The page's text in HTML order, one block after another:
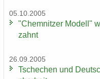
05.10.2005
"Chem­nit­zer Mo­dell"
zahnt
26.09.2005
Tsche­chen und